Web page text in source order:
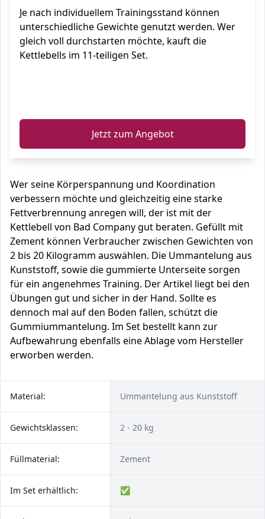
Je nach individuellem Trainingsstand können
unterschiedliche Gewichte genutzt werden. Wer
gleich voll durchstarten möchte, kauft die
Kettlebells im 11-teiligen Set.
Jetzt zum Angebot
Wer seine Körperspannung und Koordination
verbessern möchte und gleichzeitig eine starke
Fettverbrennung anregen will, der ist mit der
Kettlebell von Bad Company gut beraten. Gefüllt mit
Zement können Verbraucher zwischen Gewichten von
2 bis 20 Kilogramm auswählen. Die Ummantelung aus
Kunststoff, sowie die gummierte Unterseite sorgen
für ein angenehmes Training. Der Artikel liegt bei den
Übungen gut und sicher in der Hand. Sollte es
dennoch mal auf den Boden fallen, schützt die
Gummiummantelung. Im Set bestellt kann zur
Aufbewahrung ebenfalls eine Ablage vom Hersteller
erworben werden.
Material: Ummantelung aus Kunststoff
Gewichtsklassen: 2 - 20 kg
Füllmaterial: Zement
Im Set erhältlich: ✅